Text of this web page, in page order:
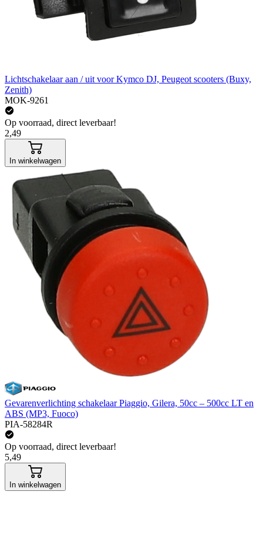
Lichtschakelaar aan / uit voor Kymco DJ, Peugeot scooters (Buxy,
Zenith)
MOK-9261
Op voorraad, direct leverbaar!
2,49
In winkelwagen
Gevarenverlichting schakelaar Piaggio, Gilera, 50cc – 500cc LT en
ABS (MP3, Fuoco)
PIA-58284R
Op voorraad, direct leverbaar!
5,49
In winkelwagen